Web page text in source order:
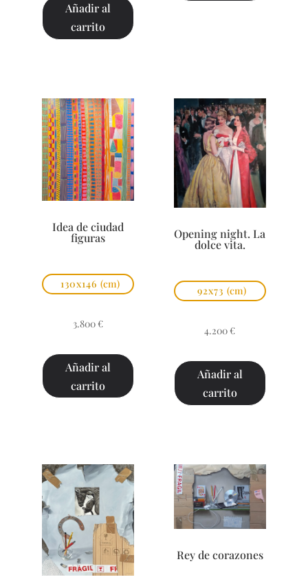
Añadir al
carrito
Idea de ciudad
figuras
130x146 (cm)
3.800 €
Añadir al
carrito
Opening night. La
dolce vita.
92x73 (cm)
4.200 €
Añadir al
carrito
Rey de corazones